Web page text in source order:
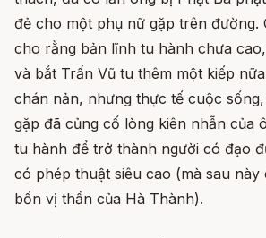
đẻ cho một phụ nữ gặp trên đường.
cho rằng bản lĩnh tu hành chưa
và bắt Trấn Vũ tu thêm một kiếp
chán nản, nhưng thực tế cuộc
gặp đã củng cố lòng kiên nhẫn của
tu hành để trở thành người có đạo
có phép thuật siêu cao (mà sau
bốn vị thần của Hà Thành).